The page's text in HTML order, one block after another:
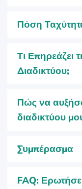
Πόση
Τι Επηρεάζει
Διαδικτύου;
Πώς να
διαδικτύου
Συμπέρασμα
FAQ: